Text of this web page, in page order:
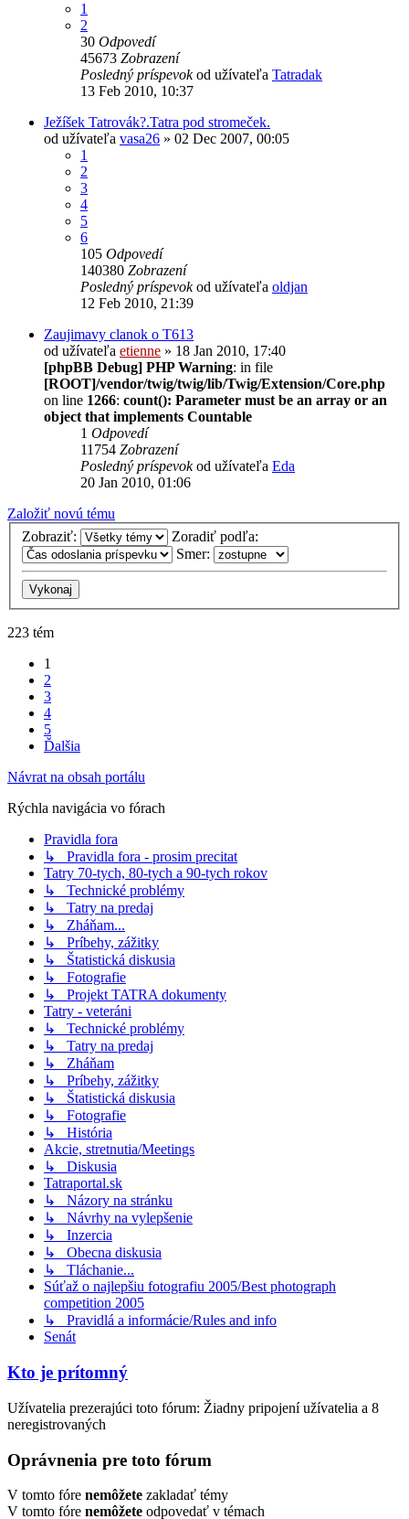
1
2
30 Odpovedí
45673 Zobrazení
Posledný príspevokod užívateľa Tatradak
13 Feb 2010, 10:37
Ježíšek Tatrovák?.Tatra pod stromeček.
od užívateľa vasa26 » 02 Dec 2007, 00:05
1
2
3
4
5
6
105 Odpovedí
140380 Zobrazení
Posledný príspevokod užívateľa oldjan
12 Feb 2010, 21:39
Zaujimavy clanok o T613
od užívateľa etienne » 18 Jan 2010, 17:40
[phpBB Debug] PHP Warning: in file
[ROOT]/vendor/twig/twig/lib/Twig/Extension/Core.php
on line 1266: count(): Parameter must be an array or an
object that implements Countable
1 Odpovedí
11754 Zobrazení
Posledný príspevokod užívateľa Eda
20 Jan 2010, 01:06
Založiť novú tému
Zobraziť:
Zoradiť podľa:
Smer:
223 tém
1
2
3
4
5
Ďalšia
Návrat na obsah portálu
Rýchla navigácia vo fórach
Pravidla fora
↳ Pravidla fora - prosim precitat
Tatry 70-tych, 80-tych a 90-tych rokov
↳ Technické problémy
↳ Tatry na predaj
↳ Zháňam...
↳ Príbehy, zážitky
↳ Štatistická diskusia
↳ Fotografie
↳ Projekt TATRA dokumenty
Tatry - veteráni
↳ Technické problémy
↳ Tatry na predaj
↳ Zháňam
↳ Príbehy, zážitky
↳ Štatistická diskusia
↳ Fotografie
↳ História
Akcie, stretnutia/Meetings
↳ Diskusia
Tatraportal.sk
↳ Názory na stránku
↳ Návrhy na vylepšenie
↳ Inzercia
↳ Obecna diskusia
↳ Tláchanie...
Súťaž o najlepšiu fotografiu 2005/Best photograph
competition 2005
↳ Pravidlá a informácie/Rules and info
Senát
Kto je prítomný
Užívatelia prezerajúci toto fórum: Žiadny pripojení užívatelia a 8
neregistrovaných
Oprávnenia pre toto fórum
V tomto fóre nemôžete zakladať témy
V tomto fóre nemôžete odpovedať v témach